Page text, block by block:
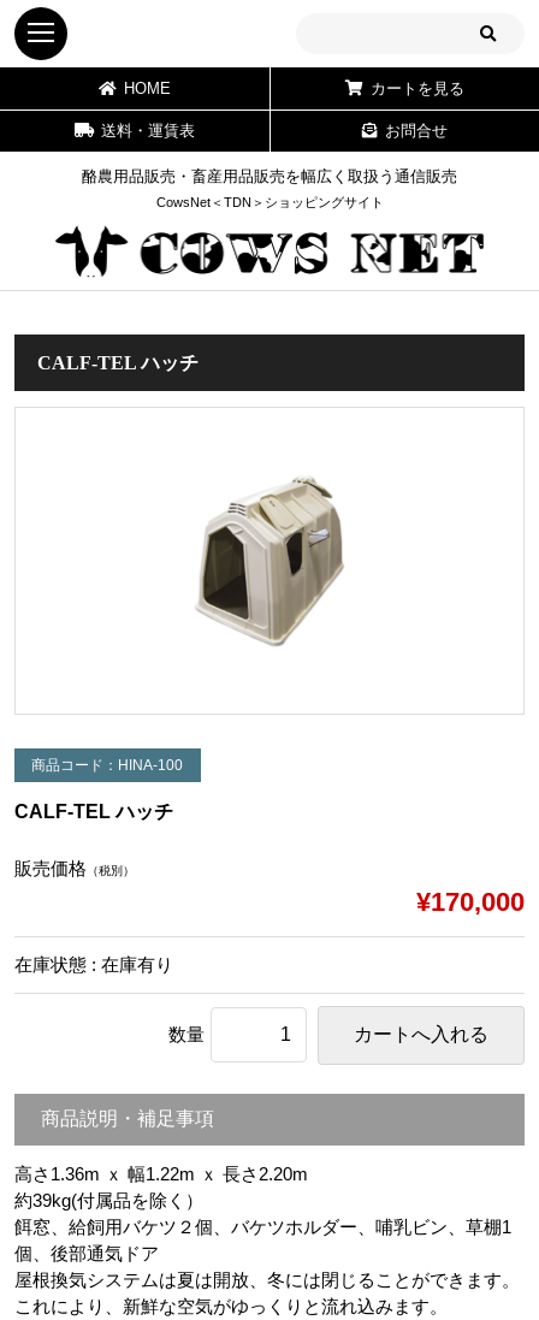
酪農用品販売・畜産用品販売を幅広く取扱う通信販売
CowsNet＜TDN＞ショッピングサイト
HOME カートを見る
送料・運賃表 お問合せ
CALF-TEL ハッチ
商品コード：HINA-100
CALF-TEL ハッチ
販売価格 （税別）
¥170,000
在庫状態 : 在庫有り
数量
商品説明・補足事項
高さ1.36m ｘ 幅1.22m ｘ 長さ2.20m
約39kg(付属品を除く）
餌窓、給飼用バケツ２個、バケツホルダー、哺乳ビン、草棚1
個、後部通気ドア
屋根換気システムは夏は開放、冬には閉じることができます。
これにより、新鮮な空気がゆっくりと流れ込みます。